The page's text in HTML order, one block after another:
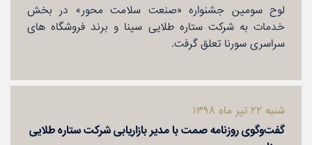
لوح سومین جشنواره «صنعت سلامت محور» در بخش
خدمات به شركت ستاره طلایی سینا و برند فروشگاه های
سراسری سورنا تعلق گرفت.
شنبه ۲۲ تیر ماه ۱۳۹۸
گفت‌وگوی روزنامه صمت با مدیر بازاریابی شركت ستاره طلایی